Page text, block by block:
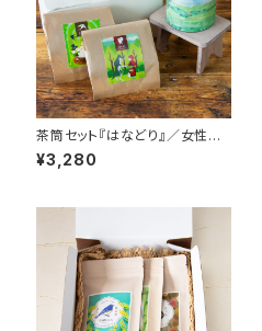
茶筒セット『はなどり』／女性に
喜ばれる可愛い茶筒セット
¥3,280